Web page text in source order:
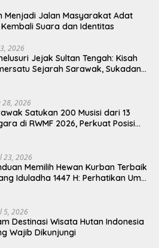
Menjadi Jalan Masyarakat Adat
Suara dan Identitas
2026
Jejak Sultan Tengah: Kisah
Sejarah Sarawak, Sukadana,
28, 2026
Satukan 200 Musisi dari 13
di RWMF 2026, Perkuat Posisi
23, 2026
Memilih Hewan Kurban Terbaik
Iduladha 1447 H: Perhatikan Umur
5, 2026
Destinasi Wisata Hutan Indonesia
Wajib Dikunjungi